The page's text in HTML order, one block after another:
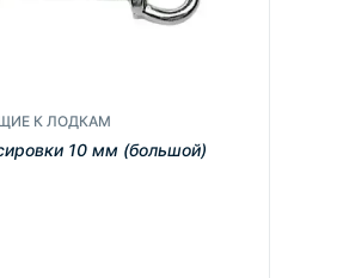
К ЛОДКАМ
10 мм (большой)